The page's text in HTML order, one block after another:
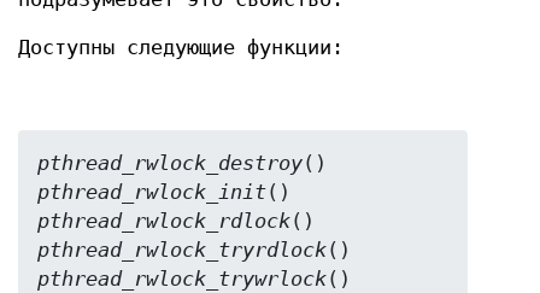
Доступны следующие функции:
pthread_rwlock_destroy
pthread_rwlock_init
pthread_rwlock_rdlock
pthread_rwlock_tryrdlock
pthread_rwlock_trywrlock